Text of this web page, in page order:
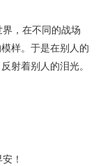
，在不同的战场
样。于是在别人的
射着别人的泪光。
！